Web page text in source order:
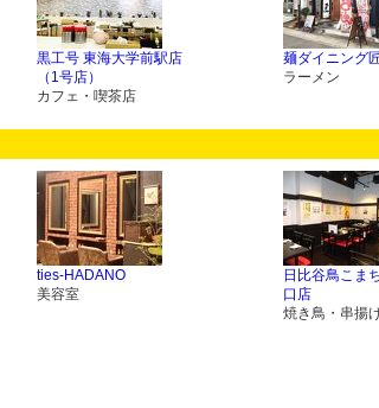
黒工号 東海大学前駅店
（1号店）
カフェ・喫茶店
麺ダイニング
ラーメン
ties-HADANO
美容室
日比谷鳥こま
口店
焼き鳥・串揚